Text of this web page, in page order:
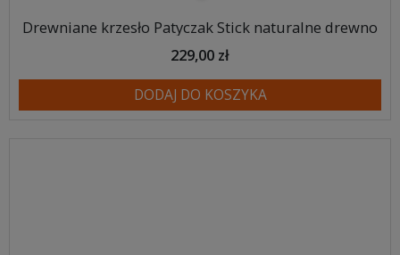
Drewniane krzesło Patyczak Stick naturalne drewno
229,00 zł
DODAJ DO KOSZYKA